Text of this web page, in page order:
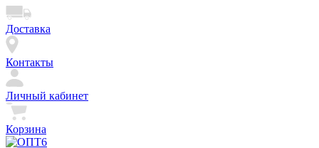
Доставка
Контакты
Личный кабинет
Корзина